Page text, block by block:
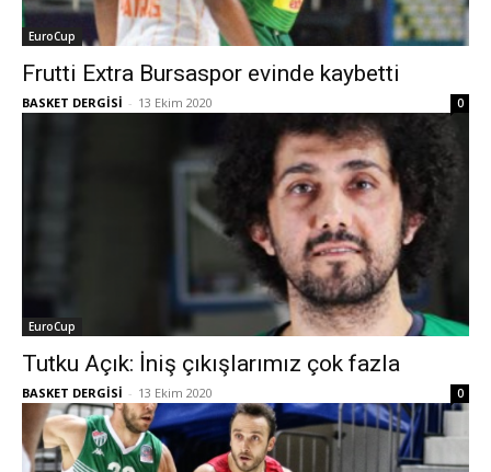
EuroCup
Frutti Extra Bursaspor evinde kaybetti
BASKET DERGİSİ - 13 Ekim 2020 0
EuroCup
Tutku Açık: İniş çıkışlarımız çok fazla
BASKET DERGİSİ - 13 Ekim 2020 0